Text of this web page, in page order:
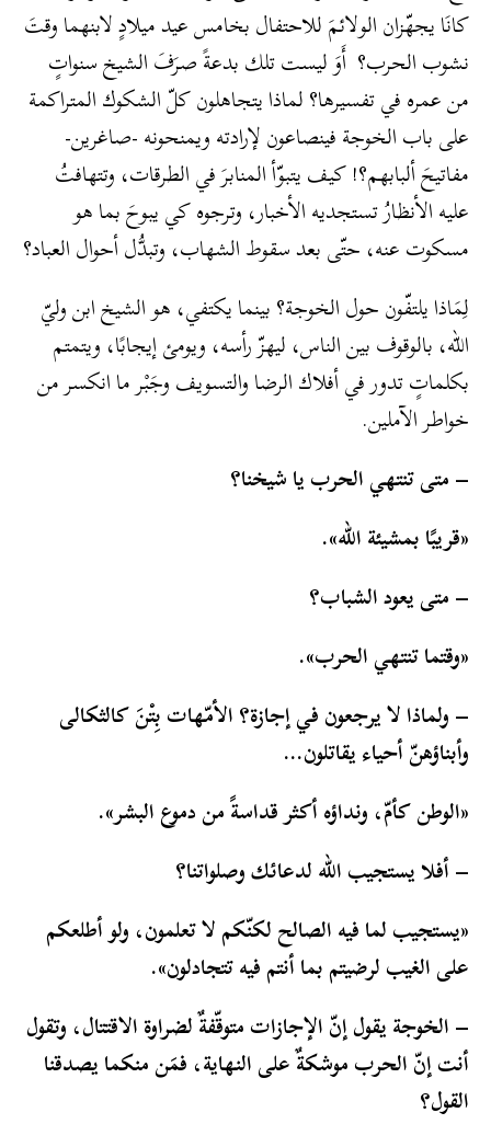
كانَا يجهّزان الولائمَ للاحتفال بخامس عيد ميلادٍ لابنهما وقتَ
نشوب الحرب؟ أَوَ ليست تلك بدعةً صرَفَ الشيخ سنواتٍ
من عمره في تفسيرها؟ لماذا يتجاهلون كلّ الشكوك المتراكمة
على باب الخوجة فينصاعون لإرادته ويمنحونه -صاغرين-
مفاتيحَ ألبابهم؟! كيف يتبوّأ المنابرَ في الطرقات، وتتهافتُ
عليه الأنظارُ تستجديه الأخبار، وترجوه كي يبوحَ بما هو
مسكوت عنه، حتّى بعد سقوط الشهاب، وتبدُّل أحوال العباد؟
لِمَاذا يلتفّون حول الخوجة؟ بينما يكتفي، هو الشيخ ابن وليّ
الله، بالوقوف بين الناس، ليهزّ رأسه، ويومئ إيجابًا، ويتمتم
بكلماتٍ تدور في أفلاك الرضا والتسويف وجَبْر ما انكسر من
خواطر الآملين.
– متى تنتهي الحرب يا شيخنا؟
«قريبًا بمشيئة الله».
– متى يعود الشباب؟
«وقتما تنتهي الحرب».
– ولماذا لا يرجعون في إجازة؟ الأمّهات بِتْنَ كالثكالى
وأبناؤهنّ أحياء يقاتلون…
«الوطن كأمّ، ونداؤه أكثر قداسةً من دموع البشر».
– أفلا يستجيب الله لدعائك وصلواتنا؟
«يستجيب لما فيه الصالح لكنّكم لا تعلمون، ولو أطلعكم
على الغيب لرضيتم بما أنتم فيه تتجادلون».
– الخوجة يقول إنّ الإجازات متوقّفةٌ لضراوة الاقتتال، وتقول
أنت إنّ الحرب موشكةٌ على النهاية، فمَن منكما يصدقنا
القول؟